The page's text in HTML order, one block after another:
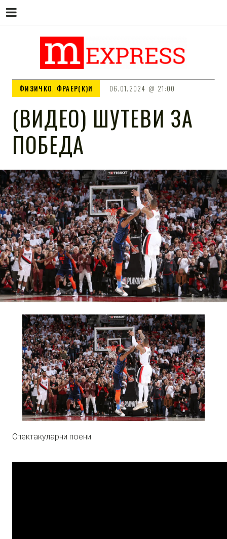
M EXPRESS
Сител
ФИЗИЧКО, ФРАЕР(К)И 06.01.2024 21:00
(ВИДЕО) ШУТЕВИ ЗА
ПОБЕДА
Спектакуларни поени